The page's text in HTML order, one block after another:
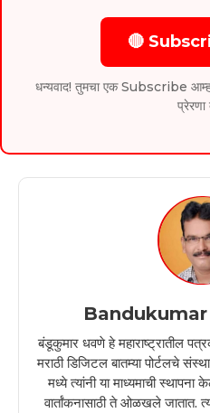
🔴
धन्यवाद! तुमचा एक Subscribe
प्रेरणा
बंडूकुमार धवणे हे महाराष्ट्रातील
मराठी डिजिटल बातम्या पोर्टलचे
मध्ये त्यांनी या माध्यमाची स्थापना
वार्तांकनासाठी ते ओळखले जातात.